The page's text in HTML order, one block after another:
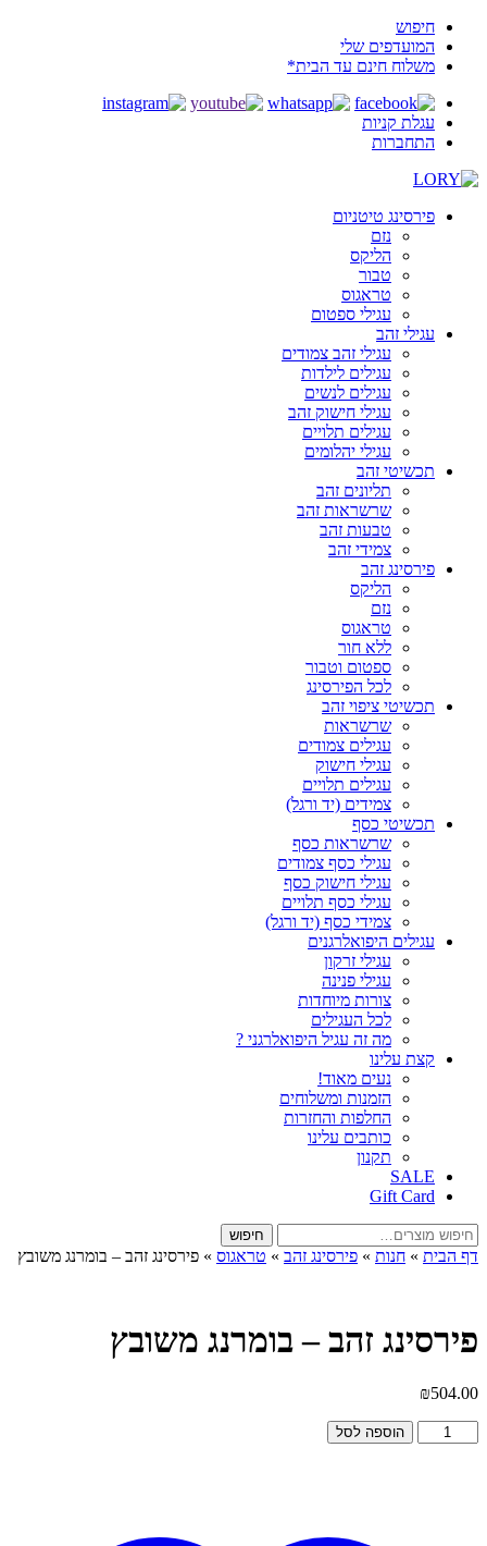
חיפוש
המועדפים שלי
משלוח חינם עד הבית*
עגלת קניות
התחברות
פירסינג טיטניום
נזם
הליקס
טבור
טראגוס
עגילי ספטום
עגילי זהב
עגילי זהב צמודים
עגילים לילדות
עגילים לנשים
עגילי חישוק זהב
עגילים תלויים
עגילי יהלומים
תכשיטי זהב
תליונים זהב
שרשראות זהב
טבעות זהב
צמידי זהב
פירסינג זהב
הליקס
נזם
טראגוס
ללא חור
ספטום וטבור
לכל הפירסינג
תכשיטי ציפוי זהב
שרשראות
עגילים צמודים
עגילי חישוק
עגילים תלויים
צמידים (יד ורגל)
תכשיטי כסף
שרשראות כסף
עגילי כסף צמודים
עגילי חישוק כסף
עגילי כסף תלויים
צמידי כסף (יד ורגל)
עגילים היפואלרגנים
עגילי זרקון
עגילי פנינה
צורות מיוחדות
לכל העגילים
מה זה עגיל היפואלרגני ?
קצת עלינו
נעים מאוד!
הזמנות ומשלוחים
החלפות והחזרות
כותבים עלינו
תקנון
SALE
Gift Card
חיפוש
עבור:
חיפוש
דף הבית » חנות » פירסינג זהב » טראגוס » פירסינג זהב – בומרנג משובץ
פירסינג זהב – בומרנג משובץ
₪504.00
כמות
של
הוספה לסל